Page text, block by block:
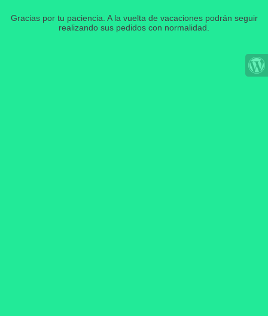
Gracias por tu paciencia. A la vuelta de vacaciones podrán seguir
realizando sus pedidos con normalidad.